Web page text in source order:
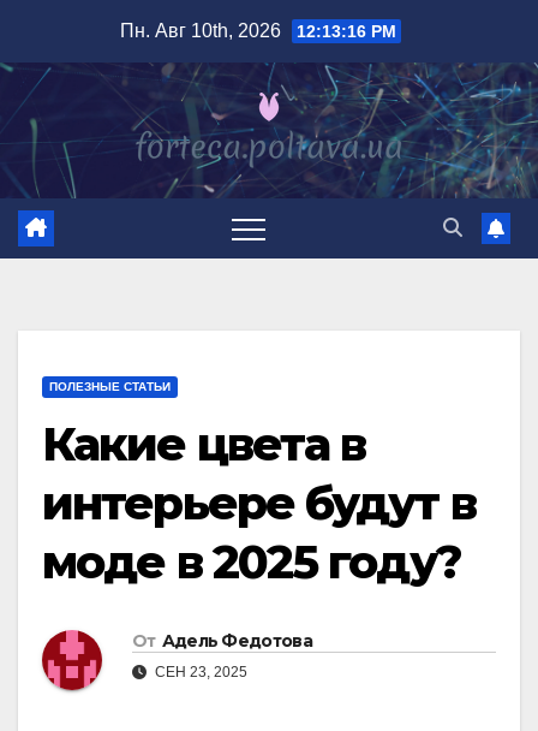
содержимому
Пн. Авг 10th, 2026 12:13:17 PM
ПОЛЕЗНЫЕ СТАТЬИ
Какие цвета в
интерьере будут в
моде в 2025 году?
От Адель Федотова
СЕН 23, 2025